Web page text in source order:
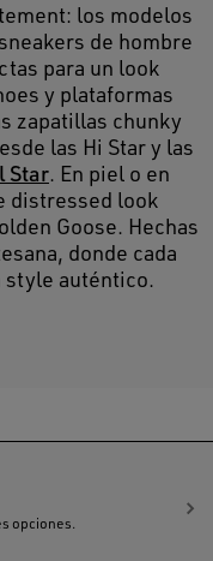
los modelos
de hombre
para un look
y plataformas
zapatillas chunky
las Hi Star y las
Star. En piel o en
distressed look
Goose. Hechas
donde cada
style auténtico.
opciones.